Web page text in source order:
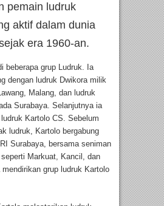
pemain ludruk
aktif dalam dunia
era 1960-an.
beberapa grup Ludruk. Ia
dengan ludruk Dwikora milik
Malang, dan ludruk
Surabaya. Selanjutnya ia
Kartolo CS. Sebelum
ludruk, Kartolo bergabung
Surabaya, bersama seniman
Markuat, Kancil, dan
grup ludruk Kartolo